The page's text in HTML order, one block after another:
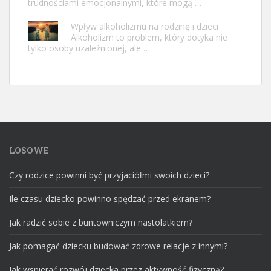
trudnościami emocjonalnymi, które mogą …
Wpływ alkoholizmu na rodzinę i dzieci
Alkoholizm to problem, który dotyka nie
tylko osoby uzależnionej, ale …
LOSOWE
Czy rodzice powinni być przyjaciółmi swoich dzieci?
Ile czasu dziecko powinno spędzać przed ekranem?
Jak radzić sobie z buntowniczym nastolatkiem?
Jak pomagać dziecku budować zdrowe relacje z innymi?